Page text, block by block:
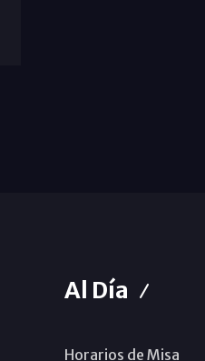
Al Día
Horarios de Misa